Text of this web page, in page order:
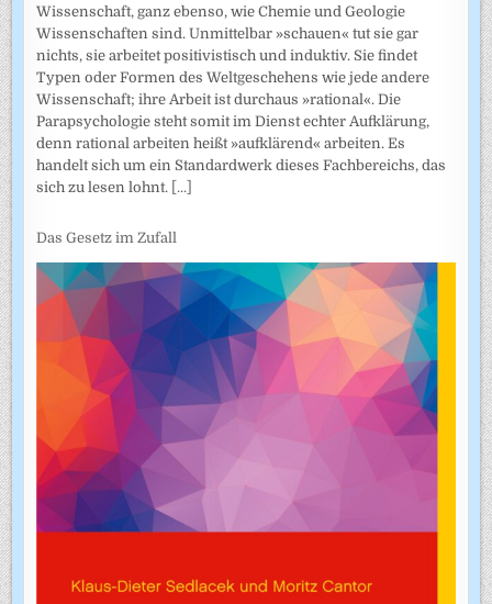
Wissenschaft, ganz ebenso, wie Chemie und Geologie
Wissenschaften sind. Unmittelbar »schauen« tut sie gar
nichts, sie arbeitet positivistisch und induktiv. Sie findet
Typen oder Formen des Weltgeschehens wie jede andere
Wissenschaft; ihre Arbeit ist durchaus »rational«. Die
Parapsychologie steht somit im Dienst echter Aufklärung,
denn rational arbeiten heißt »aufklärend« arbeiten. Es
handelt sich um ein Standardwerk dieses Fachbereichs, das
sich zu lesen lohnt. [...]
Das Gesetz im Zufall